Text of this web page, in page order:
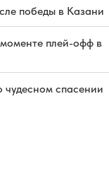
победы в Казани
плей-офф в
спасении